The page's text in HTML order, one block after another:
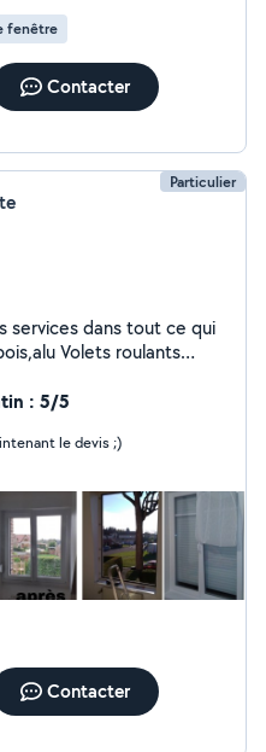
fenêtre
Contacter
Particulier
remplacement à neuf,
: 5/5
le devis ;)
Contacter